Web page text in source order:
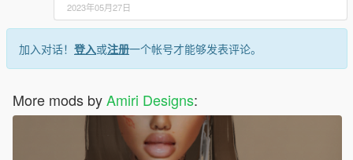
2023年05月27日
加入对话！ 登入或注册一个帐号才能够发表评论。
More mods byAmiri Designs: